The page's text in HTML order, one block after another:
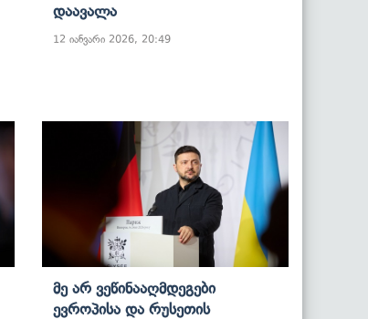
Დაავალა
12 იანვარი 2026, 20:49
Მე Არ Ვეწინააღმდეგები
Ევროპისა Და Რუსეთის